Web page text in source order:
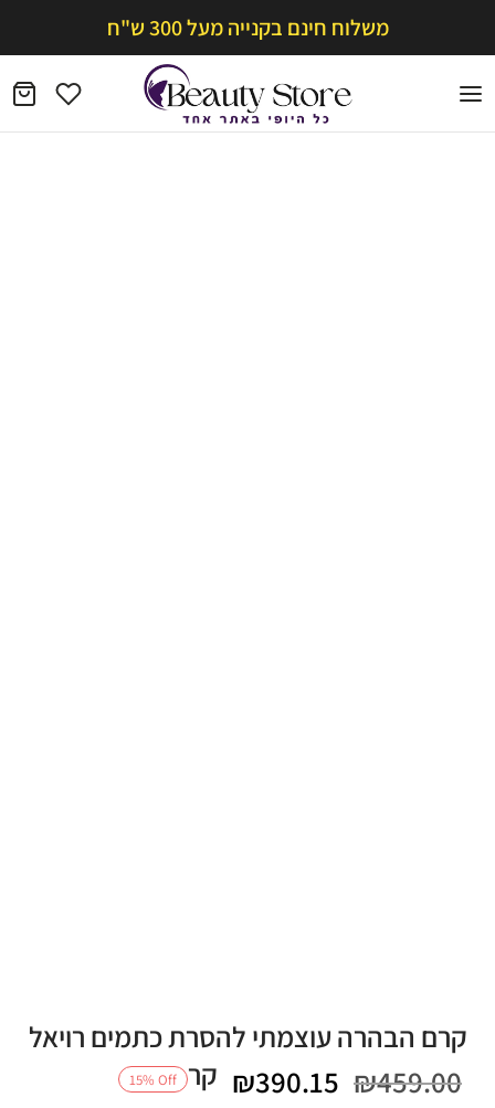
משלוח חינם בקנייה מעל 300 ש"ח
קרם הבהרה עוצמתי להסרת כתמים רויאל
קר
15% Off ₪459.00
המחיר ₪390.15
המחיר